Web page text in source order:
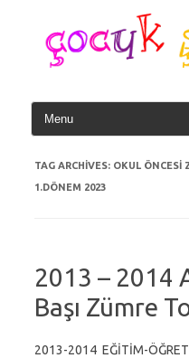
content
TAG ARCHIVES: OKUL ÖNCESI
1.DÖNEM 2023
2013 – 2014
Başı Zümre
2013-2014 EĞİTİM-